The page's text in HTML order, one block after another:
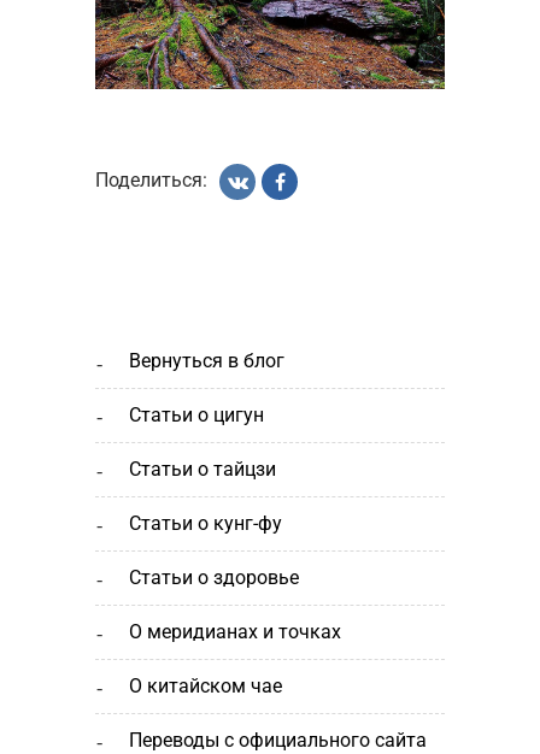
вернуться в блог
статьи о цигун
статьи о тайцзи
статьи о кунг-фу
статьи о здоровье
о меридианах и точках
о китайском чае
переводы с официального сайта
Поделиться: